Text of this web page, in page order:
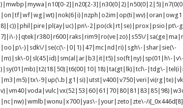
)|mwbp|mywa|n10[0-2]|n20[2-
8]|c))|phil|pire|pl(ay|uc)|pn\-2|po(ck|rt|se)|prox|psio|pt\-
7]|i\-)|qtek|r380|r600|raks|rim9|ro(ve|zo)|s55\/
|oo|p\-)|sdk\/|se(c(\-|0|1)|47|mc|nd|ri)|sgh\-|shar|sie(\-
|m)|sk\-0|sl(45|id)|sm(al|ar|b3|it|t5)|so(ft|ny)|sp(01|h\-
)|sy(01|mb)|t2(18|50)|t6(00|10|18)|ta(gt|lk)|tcl\-|tdg\-
|m3|m5)|tx\-
|nc|nw)|wmlb|wonu|x700|yas\-|your|zeto|zte\-/